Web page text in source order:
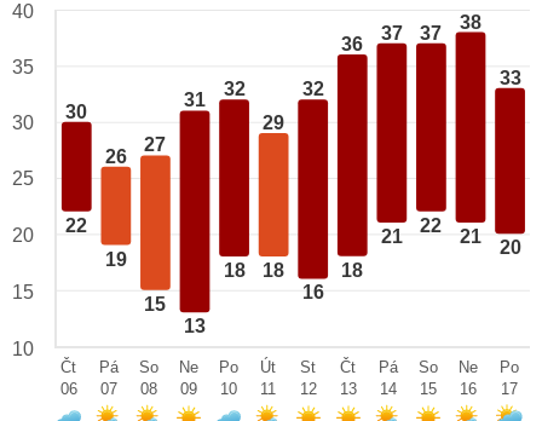
30
22
26
19
27
15
31
13
32
18
29
18
32
16
36
18
37
21
37
22
38
21
33
20
40
35
30
25
20
15
10
Čt
06
Pá
07
So
08
Ne
09
Po
10
Út
11
St
12
Čt
13
Pá
14
So
15
Ne
16
Po
17